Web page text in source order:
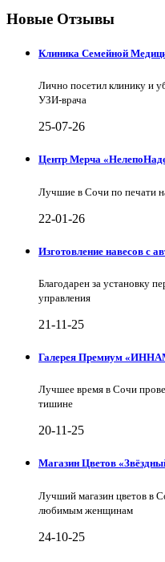
Новые Отзывы
Клиника Семейной
Лично посетил клинику и
УЗИ-врача
25-07-26
Центр Мерча
Лучшие в Сочи по печати
22-01-26
Изготовление навесов с
Благодарен за установку
управления
21-11-25
Галерея Премиум
Лучшее время в Сочи
тишине
20-11-25
Магазин Цветов
Лучший магазин цветов в
любимым женщинам
24-10-25